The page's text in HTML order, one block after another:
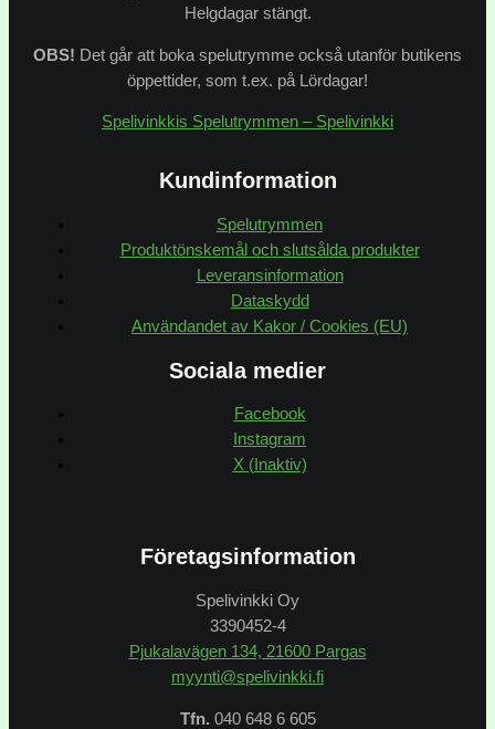
Helgdagar stängt.
OBS! Det går att boka spelutrymme också utanför butikens
öppettider, som t.ex. på Lördagar!
Spelivinkkis Spelutrymmen – Spelivinkki
Kundinformation
Spelutrymmen
Produktönskemål och slutsålda produkter
Leveransinformation
Dataskydd
Användandet av Kakor / Cookies (EU)
Sociala medier
Facebook
Instagram
X (Inaktiv)
Företagsinformation
Spelivinkki Oy
3390452-4
Pjukalavägen 134, 21600 Pargas
myynti@spelivinkki.fi
Tfn. 040 648 6 605